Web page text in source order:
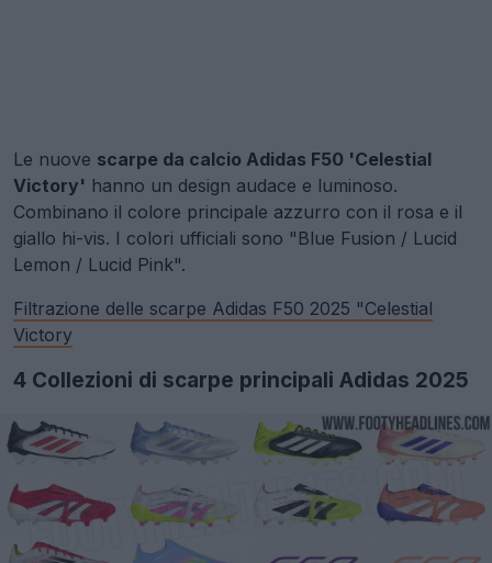
Le nuove scarpe da calcio Adidas F50 'Celestial
Victory' hanno un design audace e luminoso.
Combinano il colore principale azzurro con il rosa e il
giallo hi-vis. I colori ufficiali sono "Blue Fusion / Lucid
Lemon / Lucid Pink".
Filtrazione delle scarpe Adidas F50 2025 "Celestial
Victory
4 Collezioni di scarpe principali Adidas 2025